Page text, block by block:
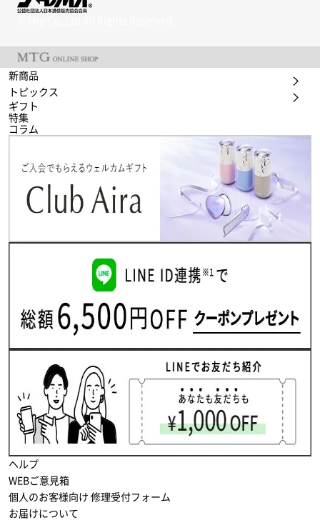
新商品
トピックス
ギフト
特集
コラム
ヘルプ
WEBご意見箱
個人のお客様向け 修理受付フォーム
お届けについて